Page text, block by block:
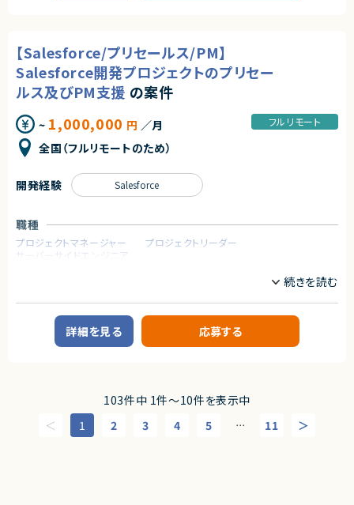
エージェントから
★基本リモート（月1～2回大阪出張あり）
②開発および 問い合わせ対応
③オペレーター レポートやマニュアル作成
④ServiceCloud＋Apex Visualuforce
【必須スキル】（いずれか）
・Salesforce 認定アドミニストレーター資格（または同等の実務知識）
・Apex / Visualforce を用いた開発実務経験（②の開発枠を希望される場
・システム運用におけるマニュアル作成や、ユーザーサポートの経験
業務委託(準委任契約)
契約元
★フルリモート（初日出社はございます）
★Salesforce環境でのスキルを活かせる案件です。
【Salesforce/プリセールス/PM】
Salesforce開発プロジェクトのプリセー
ルス及びPM支援 の案件
~ 1,000,000 円 ／月
全国（フルリモートのため）
フルリモート
職種
プロジェクトマネージャー
プロジェクトリーダー
サーバーサイドエンジニア
■概要
Salesforce開発の部署へのアサインを想定しています。
次年度に向けてSalesforceのPM/プリセールスができる方を探しておりま
求めるスキル
【必須スキル】
開発経験 Salesforce
詳細を見る 応募する
103件中 1件〜10件を表示中
1
2 3 4 5 ⋯ 11